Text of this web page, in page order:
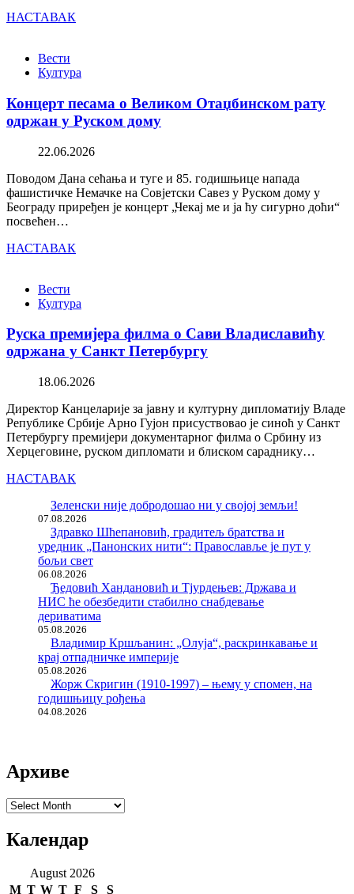
НАСТАВАК
Вести
Култура
Концерт песама о Великом Отаџбинском рату
одржан у Руском дому
22.06.2026
Поводом Дана сећања и туге и 85. годишњице напада
фашистичке Немачке на Совјетски Савез у Руском дому у
Београду приређен је концерт „Чекај ме и ја ћу сигурно доћи“
посвећен…
НАСТАВАК
Вести
Култура
Руска премијера филма о Сави Владиславићу
одржана у Санкт Петербургу
18.06.2026
Директор Канцеларије за јавну и културну дипломатију Владе
Републике Србије Арно Гујон присуствовао је синоћ у Санкт
Петербургу премијери документарног филма о Србину из
Херцеговине, руском дипломати и блиском сараднику…
НАСТАВАК
Зеленски није добродошао ни у својој земљи!
07.08.2026
Здравко Шћепановић, градитељ братства и
уредник „Панонских нити“: Православље је пут у
бољи свет
06.08.2026
Ђедовић Хандановић и Тјурдењев: Држава и
НИС ће обезбедити стабилно снабдевање
дериватима
05.08.2026
Владимир Кршљанин: „Олуја“, раскринкавање и
крај отпадничке империје
05.08.2026
Жорж Скригин (1910-1997) – њему у спомен, на
годишњицу рођења
04.08.2026
Архиве
Архиве
Календар
August 2026
M T W T F S
S